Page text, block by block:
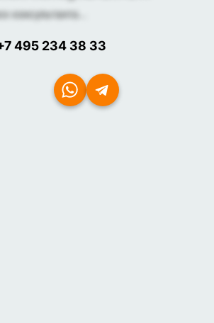
консультанта...
495 234 38 33